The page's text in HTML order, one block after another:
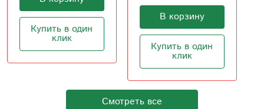
В корзину В корзину
Купить в один
клик
Смотреть все